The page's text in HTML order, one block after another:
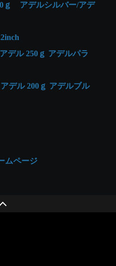
ｇ アデルシルバー/アデ
デル 250ｇ アデルパラ
デル 200ｇ アデルブル
ムページ